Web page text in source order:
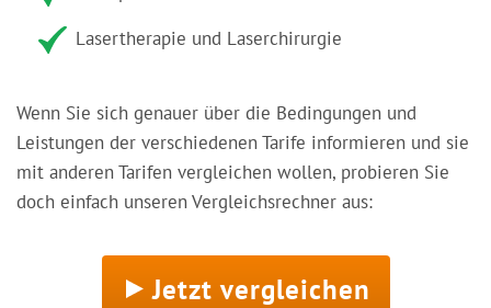
Lasertherapie und Laserchirurgie
Wenn Sie sich genauer über die Bedingungen und
Leistungen der verschiedenen Tarife informieren und sie
mit anderen Tarifen vergleichen wollen, probieren Sie
doch einfach unseren Vergleichsrechner aus:
Jetzt vergleichen